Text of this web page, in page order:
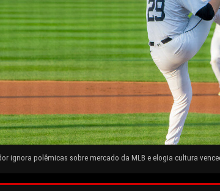
ignora polêmicas sobre mercado da MLB e elogia cultura